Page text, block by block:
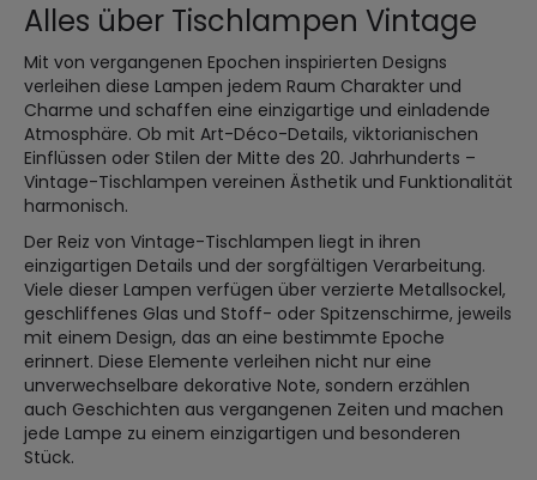
Alles über Tischlampen Vintage
Mit von vergangenen Epochen inspirierten Designs
verleihen diese Lampen jedem Raum Charakter und
Charme und schaffen eine einzigartige und einladende
Atmosphäre. Ob mit Art-Déco-Details, viktorianischen
Einflüssen oder Stilen der Mitte des 20. Jahrhunderts –
Vintage-Tischlampen vereinen Ästhetik und Funktionalität
harmonisch.
Der Reiz von Vintage-Tischlampen liegt in ihren
einzigartigen Details und der sorgfältigen Verarbeitung.
Viele dieser Lampen verfügen über verzierte Metallsockel,
geschliffenes Glas und Stoff- oder Spitzenschirme, jeweils
mit einem Design, das an eine bestimmte Epoche
erinnert. Diese Elemente verleihen nicht nur eine
unverwechselbare dekorative Note, sondern erzählen
auch Geschichten aus vergangenen Zeiten und machen
jede Lampe zu einem einzigartigen und besonderen
Stück.